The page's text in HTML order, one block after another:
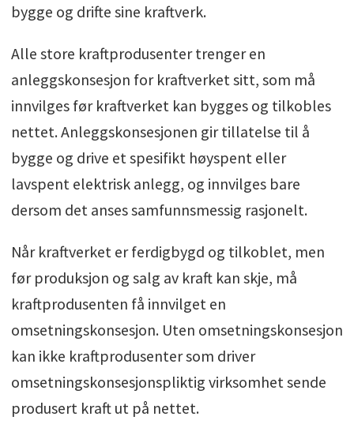
bygge og drifte sine kraftverk.
Alle store kraftprodusenter trenger en
anleggskonsesjon for kraftverket sitt, som må
innvilges før kraftverket kan bygges og tilkobles
nettet. Anleggskonsesjonen gir tillatelse til å
bygge og drive et spesifikt høyspent eller
lavspent elektrisk anlegg, og innvilges bare
dersom det anses samfunnsmessig rasjonelt.
Når kraftverket er ferdigbygd og tilkoblet, men
før produksjon og salg av kraft kan skje, må
kraftprodusenten få innvilget en
omsetningskonsesjon. Uten omsetningskonsesjon
kan ikke kraftprodusenter som driver
omsetningskonsesjonspliktig virksomhet sende
produsert kraft ut på nettet.